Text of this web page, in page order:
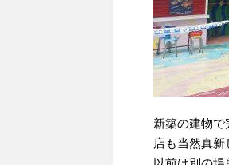
新築の建物で
店も当然真新